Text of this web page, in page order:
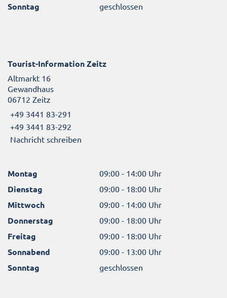
Sonntag geschlossen
Tourist-Information Zeitz
Altmarkt 16
Gewandhaus
06712 Zeitz
+49 3441 83-291
+49 3441 83-292
Nachricht schreiben
Montag 09:00 - 14:00 Uhr
Dienstag 09:00 - 18:00 Uhr
Mittwoch 09:00 - 14:00 Uhr
Donnerstag 09:00 - 18:00 Uhr
Freitag 09:00 - 18:00 Uhr
Sonnabend 09:00 - 13:00 Uhr
Sonntag geschlossen